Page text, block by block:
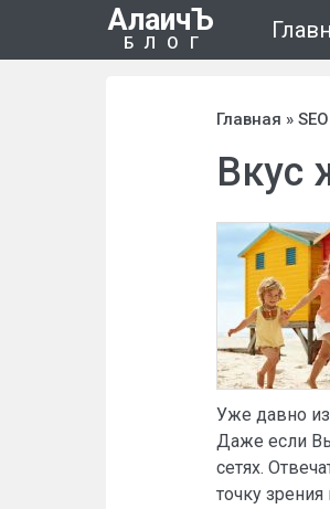
АлаичЪ
БЛОГ
Главная »
Вкус
Уже давно
Даже если
сетях.
точку